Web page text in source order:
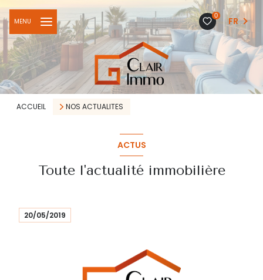
0
FR
MENU
ACCUEIL NOS ACTUALITES
ACTUS
Toute l'actualité immobilière
20/05/2019